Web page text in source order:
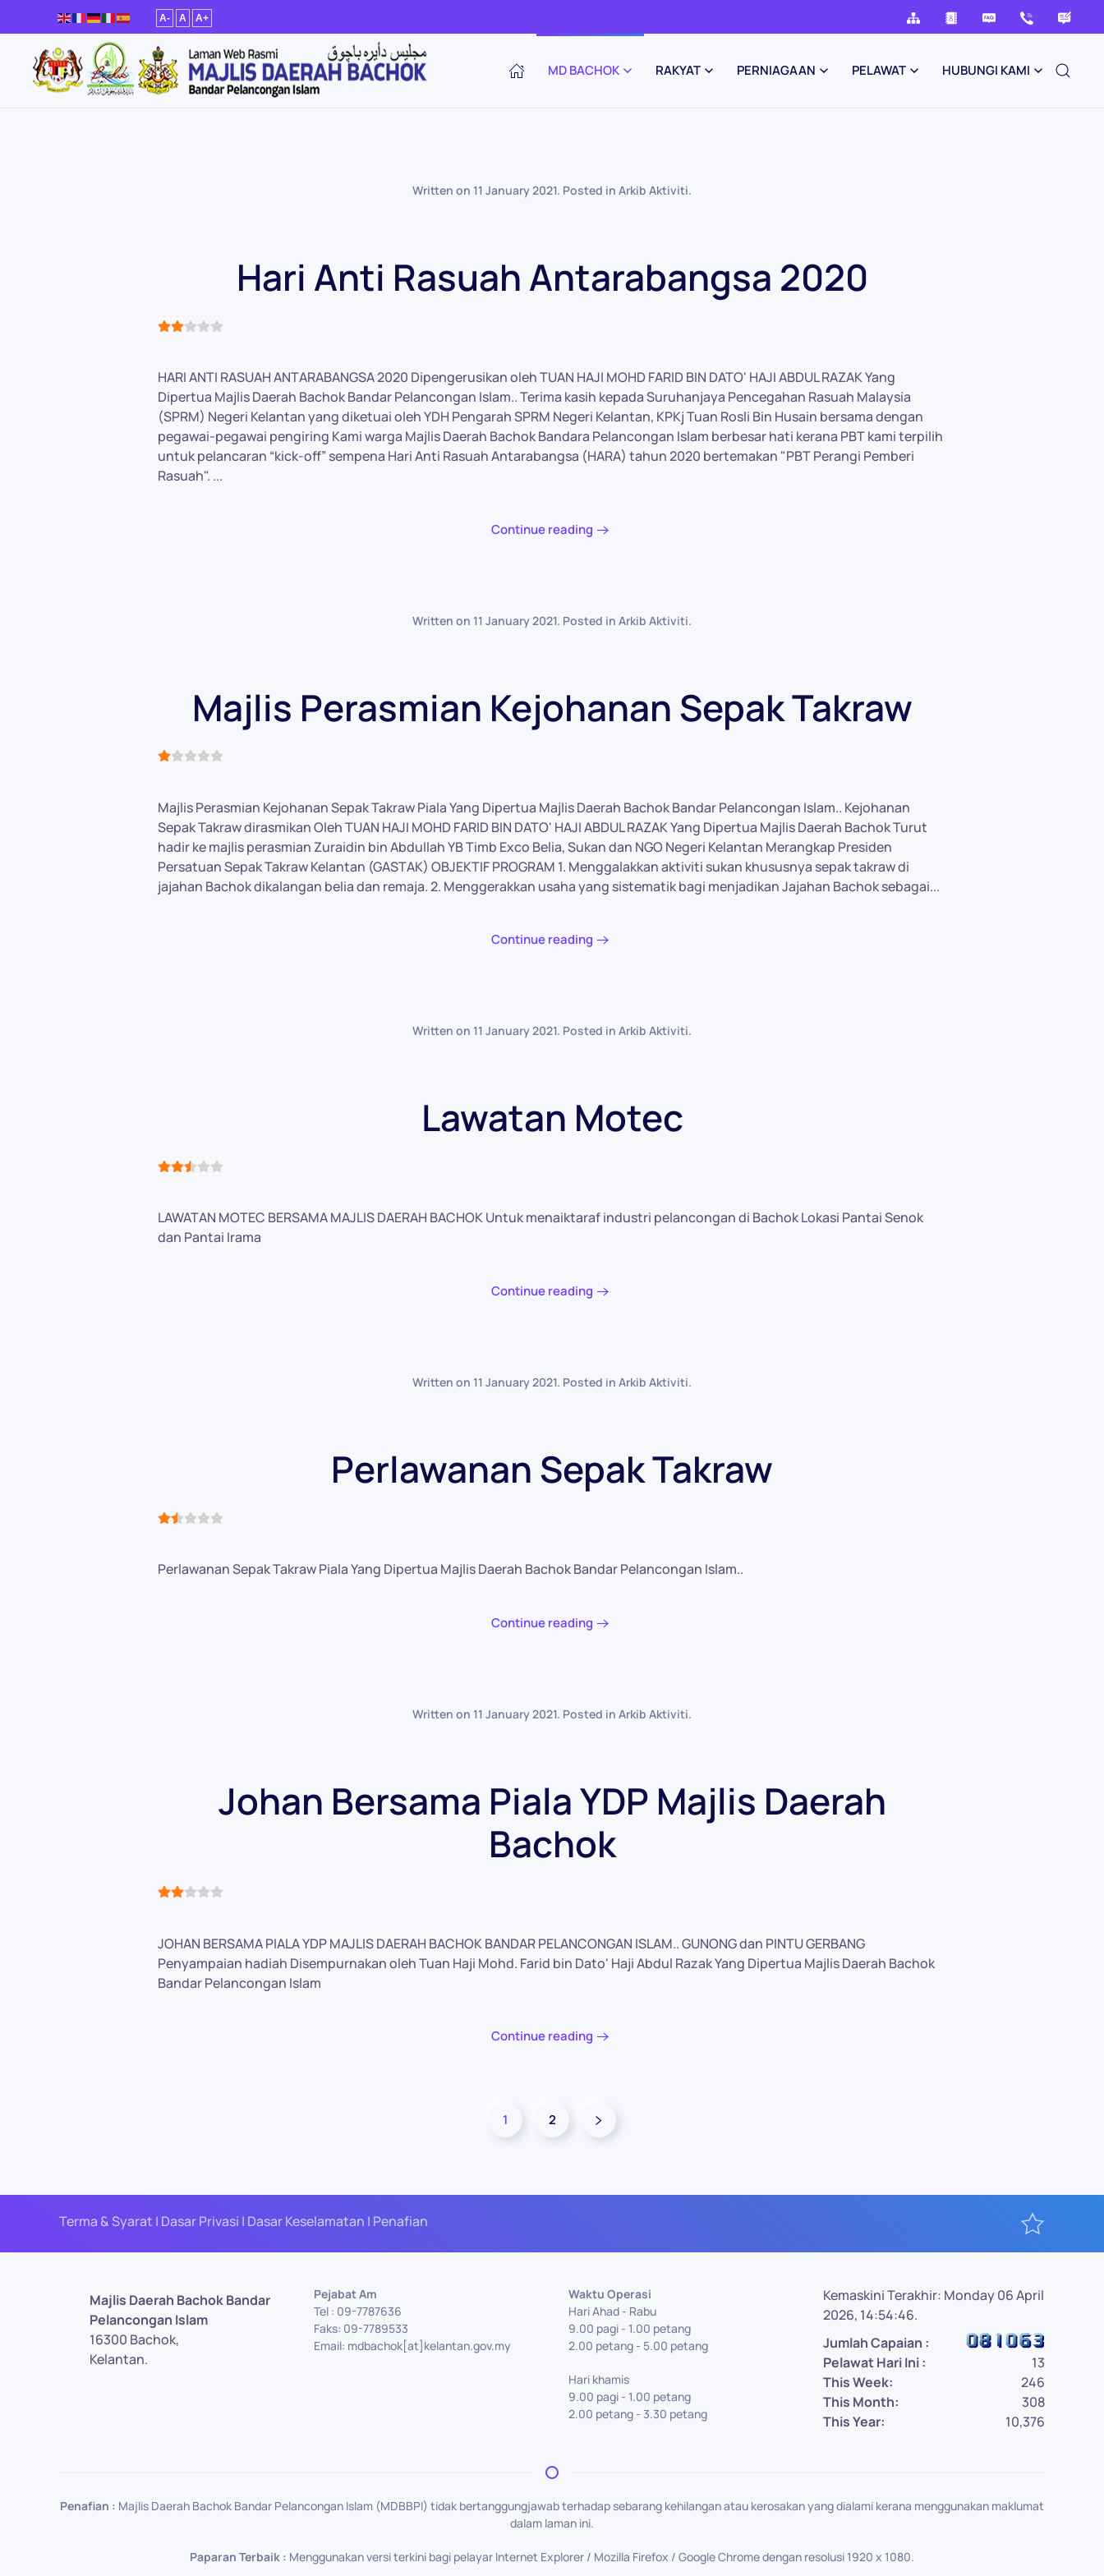
Skip to main content
A- A A+
MD BACHOK RAKYAT PERNIAGAAN PELAWAT HUBUNGI KAMI
Written on 11 January 2021. Posted in Arkib Aktiviti.
Hari Anti Rasuah Antarabangsa 2020
User Rating:
HARI ANTI RASUAH ANTARABANGSA 2020 Dipengerusikan oleh TUAN HAJI MOHD FARID BIN DATO' HAJI ABDUL RAZAK Yang
Dipertua Majlis Daerah Bachok Bandar Pelancongan Islam.. Terima kasih kepada Suruhanjaya Pencegahan Rasuah Malaysia
(SPRM) Negeri Kelantan yang diketuai oleh YDH Pengarah SPRM Negeri Kelantan, KPKj Tuan Rosli Bin Husain bersama dengan
pegawai-pegawai pengiring Kami warga Majlis Daerah Bachok Bandara Pelancongan Islam berbesar hati kerana PBT kami terpilih
untuk pelancaran “kick-off” sempena Hari Anti Rasuah Antarabangsa (HARA) tahun 2020 bertemakan "PBT Perangi Pemberi
Rasuah". ...
Continue reading
Written on 11 January 2021. Posted in Arkib Aktiviti.
Majlis Perasmian Kejohanan Sepak Takraw
User Rating:
Majlis Perasmian Kejohanan Sepak Takraw Piala Yang Dipertua Majlis Daerah Bachok Bandar Pelancongan Islam.. Kejohanan
Sepak Takraw dirasmikan Oleh TUAN HAJI MOHD FARID BIN DATO' HAJI ABDUL RAZAK Yang Dipertua Majlis Daerah Bachok Turut
hadir ke majlis perasmian Zuraidin bin Abdullah YB Timb Exco Belia, Sukan dan NGO Negeri Kelantan Merangkap Presiden
Persatuan Sepak Takraw Kelantan (GASTAK) OBJEKTIF PROGRAM 1. Menggalakkan aktiviti sukan khususnya sepak takraw di
jajahan Bachok dikalangan belia dan remaja. 2. Menggerakkan usaha yang sistematik bagi menjadikan Jajahan Bachok sebagai...
Continue reading
Written on 11 January 2021. Posted in Arkib Aktiviti.
Lawatan Motec
User Rating:
LAWATAN MOTEC BERSAMA MAJLIS DAERAH BACHOK Untuk menaiktaraf industri pelancongan di Bachok Lokasi Pantai Senok
dan Pantai Irama
Continue reading
Written on 11 January 2021. Posted in Arkib Aktiviti.
Perlawanan Sepak Takraw
User Rating:
Perlawanan Sepak Takraw Piala Yang Dipertua Majlis Daerah Bachok Bandar Pelancongan Islam..
Continue reading
Written on 11 January 2021. Posted in Arkib Aktiviti.
Johan Bersama Piala YDP Majlis Daerah
Bachok
User Rating:
JOHAN BERSAMA PIALA YDP MAJLIS DAERAH BACHOK BANDAR PELANCONGAN ISLAM.. GUNONG dan PINTU GERBANG
Penyampaian hadiah Disempurnakan oleh Tuan Haji Mohd. Farid bin Dato' Haji Abdul Razak Yang Dipertua Majlis Daerah Bachok
Bandar Pelancongan Islam
Continue reading
1 2
Terma & Syarat | Dasar Privasi | Dasar Keselamatan | Penafian
Majlis Daerah Bachok Bandar
Pelancongan Islam
16300 Bachok,
Kelantan.
Pejabat Am
Tel : 09-7787636
Faks: 09-7789533
Email: mdbachok[at]kelantan.gov.my
Waktu Operasi
Hari Ahad - Rabu
9.00 pagi - 1.00 petang
2.00 petang - 5.00 petang
Hari khamis
9.00 pagi - 1.00 petang
2.00 petang - 3.30 petang
Kemaskini Terakhir: Monday 06 April
2026, 14:54:46.
Jumlah Capaian :
Pelawat Hari Ini :
13
This Week:
246
This Month:
308
This Year:
10,376
Penafian : Majlis Daerah Bachok Bandar Pelancongan Islam (MDBBPI) tidak bertanggungjawab terhadap sebarang kehilangan atau kerosakan yang dialami kerana menggunakan maklumat
dalam laman ini.
Paparan Terbaik : Menggunakan versi terkini bagi pelayar Internet Explorer / Mozilla Firefox / Google Chrome dengan resolusi 1920 x 1080.